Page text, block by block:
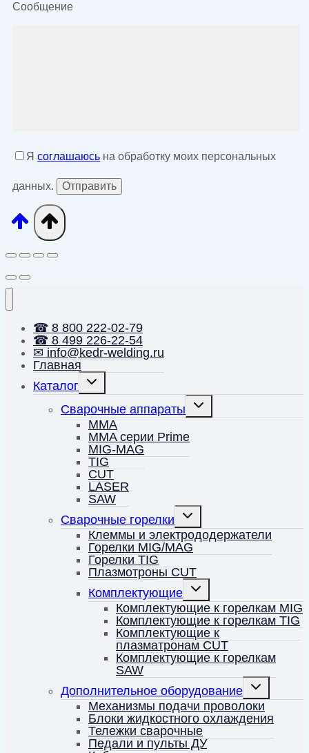
Сообщение
Я соглашаюсь на обработку моих персональных
данных.
☎ 8 800 222-02-79
☎ 8 499 226-22-54
✉ info@kedr-welding.ru
Главная
Каталог
Переключить
Сварочные аппараты
Переключить
MMA
MMA серии Prime
MIG-MAG
TIG
CUT
LASER
SAW
Сварочные горелки
Переключить
меню
Клеммы и электрододержатели
Горелки MIG/MAG
Горелки TIG
Плазмотроны CUT
Комплектующие
Переключить
меню
Комплектующие к горелкам MIG
Комплектующие к горелкам TIG
Комплектующие к
плазматронам CUT
Комплектующие к горелкам
SAW
Дополнительное оборудование
Переключить
меню
Механизмы подачи проволоки
Блоки жидкостного охлаждения
Тележки сварочные
Педали и пульты ДУ